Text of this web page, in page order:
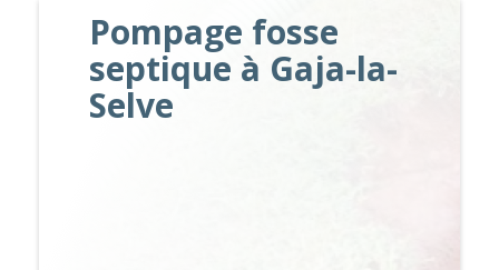
Pompage fosse
septique à Gaja-la-
Selve